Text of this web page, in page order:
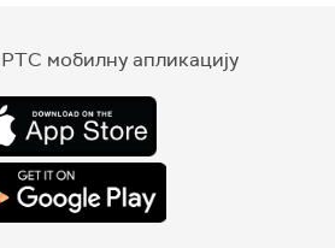
мобилну апликацију